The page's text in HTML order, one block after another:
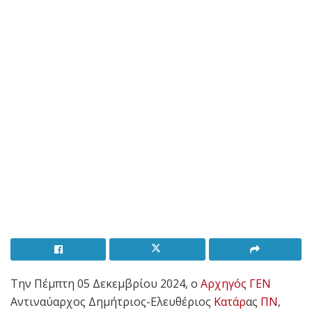
Την Πέμπτη 05 Δεκεμβρίου 2024, ο Αρχηγός ΓΕΝ
Αντιναύαρχος Δημήτριος-Ελευθέριος Κατάρας ΠΝ,